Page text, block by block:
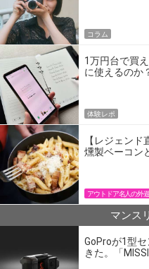
コラム
1万円台で買
に使えるのか
体験レポ
【レジェン
燻製ベーコン
アウトドア名人の外
マンス
GoProが1型
きた。「